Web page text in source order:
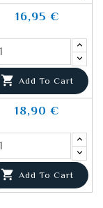
16,95 €
 Add To Cart
18,90 €
 Add To Cart